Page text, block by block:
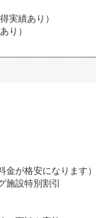
実績あり）
り）
が格安になります）
施設特別割引